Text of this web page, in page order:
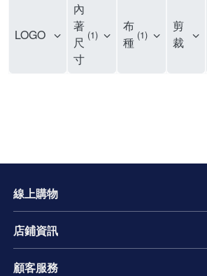
LOGO
內
著
尺
寸
1
布
種 1
剪
裁
線上購物
店鋪資訊
顧客服務